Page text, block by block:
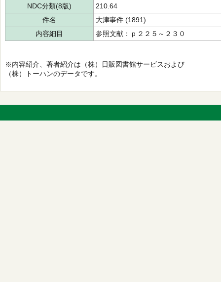
NDC分類(8版)
210.64
件名
大津事件 (1891)
内容細目
参照文献：ｐ２２５～２３０
※内容紹介、著者紹介は（株）日販図書館サービスおよび
（株）トーハンのデータです。